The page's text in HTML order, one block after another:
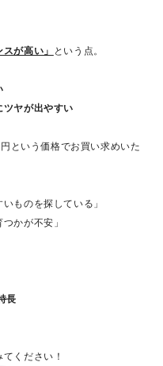
が高い」 という点。
ツヤが出やすい
という価格でお買い求めいた
ものを探している」
かが不安」
長
ください！